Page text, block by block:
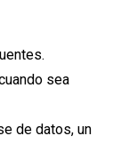
sea
de datos, un